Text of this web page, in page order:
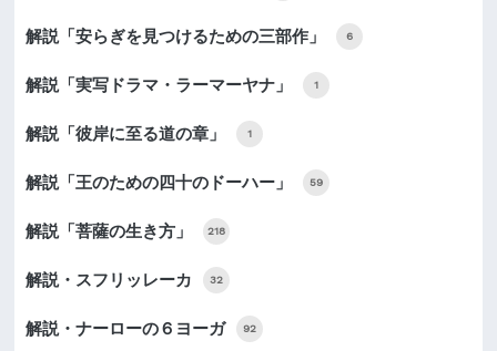
解説「安らぎを見つけるための三部作」 6
解説「実写ドラマ・ラーマーヤナ」 1
解説「彼岸に至る道の章」 1
解説「王のための四十のドーハー」 59
解説「菩薩の生き方」 218
解説・スフリッレーカ 32
解説・ナーローの６ヨーガ 92